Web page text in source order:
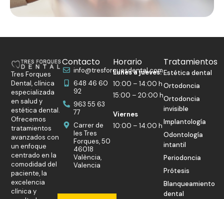
Tres Forques
Dental, clínica
especializada
en salud y
estética dental.
Ofrecemos
tratamientos
avanzados con
un enfoque
centrado en la
comodidad del
paciente, la
excelencia
clínica y
Contacto
info@tresforquesdental.com
648 46 60
92
963 55 63
77
Carrer de
les Tres
Forques, 50
46018
València,
Valencia
Horario
Lunes a jueves:
10:00 – 14:00 h
15:00 – 20:00 h
Viernes
10:00 – 14:00 h
Tratamientos
Estética dental
Ortodoncia
Ortodoncia
invisible
Implantología
Odontología
intantil
Periodoncia
Prótesis
Blanqueamiento
dental